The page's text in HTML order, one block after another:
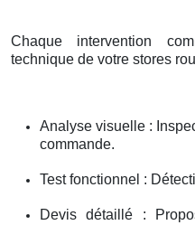
Chaque intervention
technique de votre stores
Analyse visuelle :
commande.
Test fonctionnel :
Devis détaillé :